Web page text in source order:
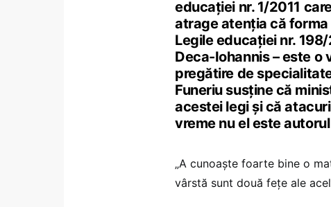
educației nr. 1/2011
atrage atenția că
Legile educației nr.
Deca-Iohannis – este o
pregătire de
Funeriu susține că
acestei legi și că
vreme nu el este
„A cunoaște foarte bine o
vârstă sunt două fețe ale